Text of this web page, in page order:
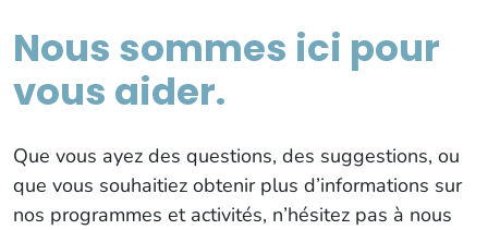
Nous sommes ici pour
vous aider.
Que vous ayez des questions, des suggestions, ou
que vous souhaitiez obtenir plus d’informations sur
nos programmes et activités, n’hésitez pas à nous